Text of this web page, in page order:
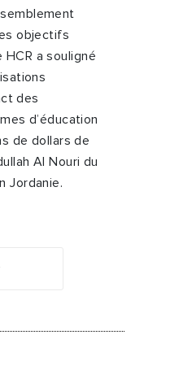
objectifs
a souligné
des
d’éducation
de dollars de
Al Nouri du
Jordanie.